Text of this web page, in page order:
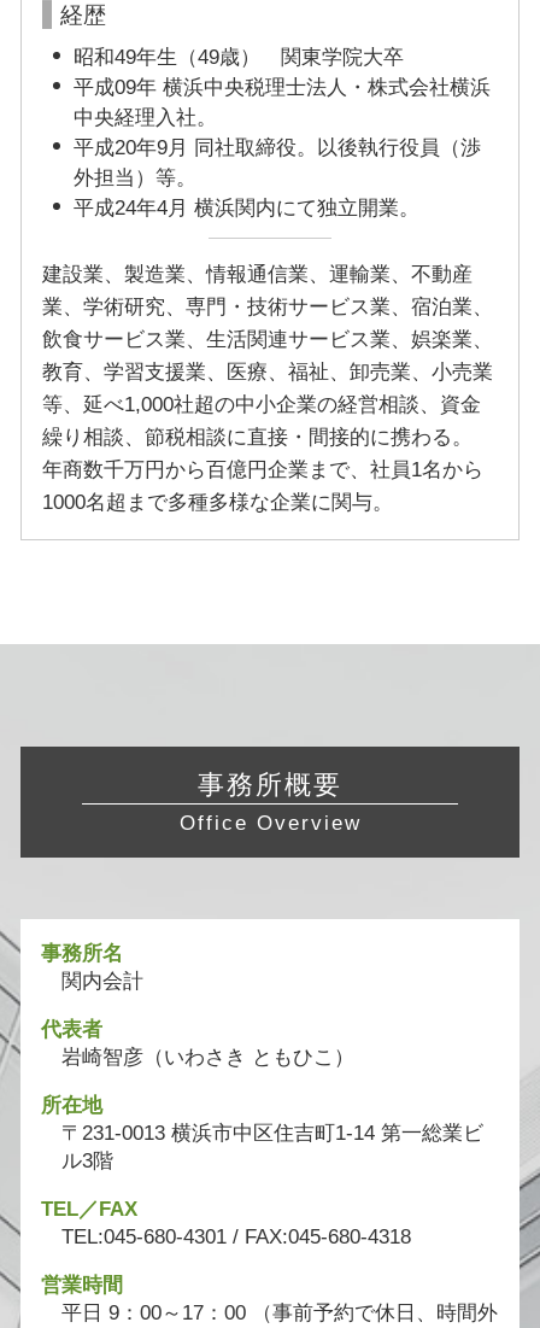
経歴
昭和49年生（49歳） 関東学院大卒
平成09年 横浜中央税理士法人・株式会社横浜
中央経理入社。
平成20年9月 同社取締役。以後執行役員（渉
外担当）等。
平成24年4月 横浜関内にて独立開業。
建設業、製造業、情報通信業、運輸業、不動産
業、学術研究、専門・技術サービス業、宿泊業、
飲食サービス業、生活関連サービス業、娯楽業、
教育、学習支援業、医療、福祉、卸売業、小売業
等、延べ1,000社超の中小企業の経営相談、資金
繰り相談、節税相談に直接・間接的に携わる。
年商数千万円から百億円企業まで、社員1名から
1000名超まで多種多様な企業に関与。
事務所概要
Office Overview
事務所名
関内会計
代表者
岩崎智彦（いわさき ともひこ）
所在地
〒231-0013 横浜市中区住吉町1-14 第一総業ビ
ル3階
TEL／FAX
TEL:045-680-4301 / FAX:045-680-4318
営業時間
平日 9：00～17：00 （事前予約で休日、時間外